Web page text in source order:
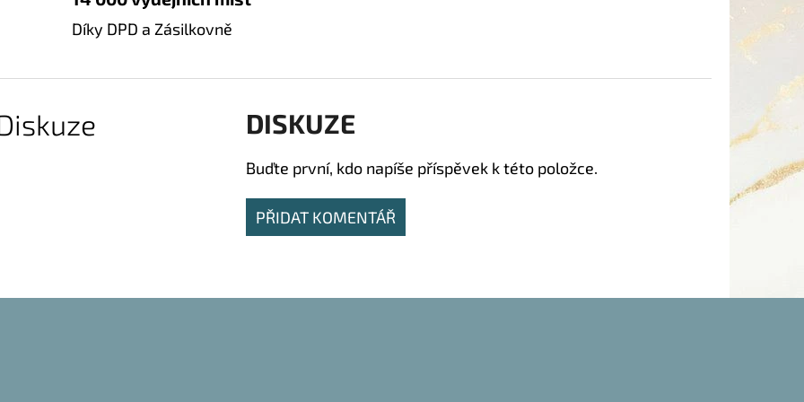
Díky DPD a Zásilkovně
DISKUZE
Buďte první, kdo napíše příspěvek k této položce.
PŘIDAT KOMENTÁŘ